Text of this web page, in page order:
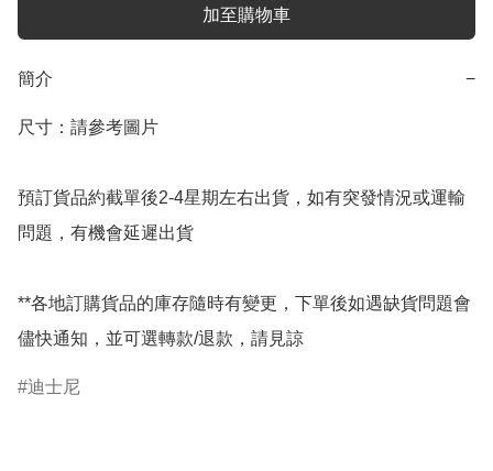
加至購物車
簡介 −
尺寸：請參考圖片
預訂貨品約截單後2-4星期左右出貨，如有突發情況或運輸
問題，有機會延遲出貨
**各地訂購貨品的庫存隨時有變更，下單後如遇缺貨問題會
儘快通知，並可選轉款/退款，請見諒
迪士尼